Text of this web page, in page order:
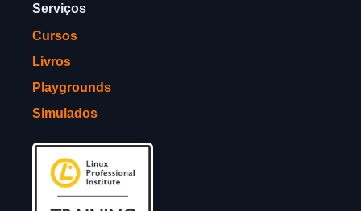
Serviços
Cursos
Livros
Playgrounds
Simulados